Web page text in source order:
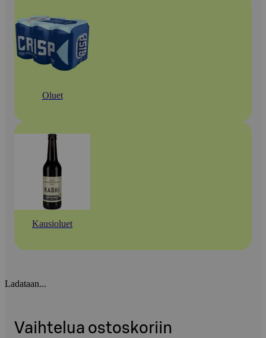
Oluet
Kausioluet
Ladataan...
Vaihtelua ostoskoriin